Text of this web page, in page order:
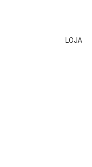
LOJA